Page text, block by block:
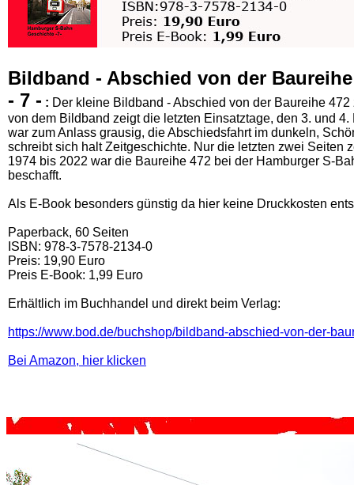
Bildband - Abschied von der
- 7 - : Der kleine Bildband - Abschied von der Baureihe
von dem Bildband zeigt die letzten Einsatztage, den 3. und
war zum Anlass grausig, die Abschiedsfahrt im dunkeln,
schreibt sich halt Zeitgeschichte. Nur die letzten zwei Seiten
1974 bis 2022 war die Baureihe 472 bei der Hamburger S-
beschafft.
Als E-Book besonders günstig da hier keine Druckkosten
Paperback, 60 Seiten
ISBN: 978-3-7578-2134-0
Preis: 19,90 Euro
Preis E-Book: 1,99 Euro
Erhältlich im Buchhandel und direkt beim Verlag:
https://www.bod.de/buchshop/bildband-abschied-von-der-
Bei Amazon, hier klicken